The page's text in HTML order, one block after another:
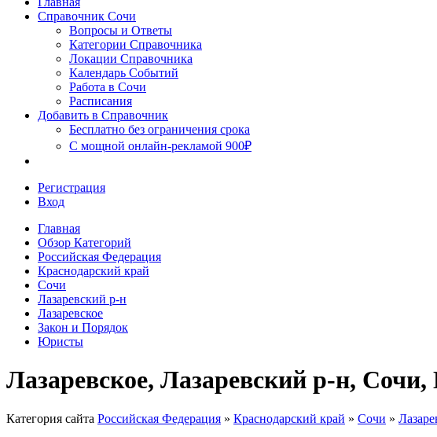
Сочи
Справочник Сочи
Вопросы и Ответы
Категории Справочника
Локации Справочника
Календарь Событий
Работа в Сочи
Расписания
Добавить в Справочник
Бесплатно без ограничения срока
С мощной онлайн-рекламой 900₽
Регистрация
Вход
Главная
Обзор Категорий
Российская Федерация
Краснодарский край
Сочи
Лазаревский р-н
Лазаревское
Закон и Порядок
Юристы
Лазаревское, Лазаревский р-н,
Категория сайта Российская Федерация » Краснодарский край » Сочи »